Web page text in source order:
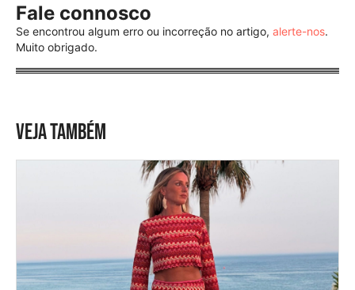
Fale connosco
Se encontrou algum erro ou incorreção no artigo, alerte-nos.
Muito obrigado.
VEJA TAMBÉM